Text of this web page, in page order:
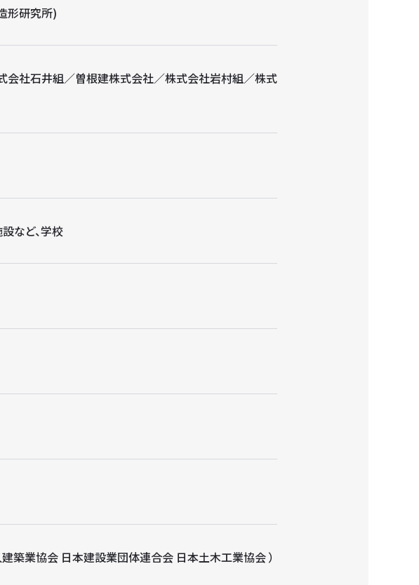
形研究所)
社石井組／曽根建株式会社／株式会社岩村組／株式
など、学校
業協会 日本建設業団体連合会 日本土木工業協会 ）